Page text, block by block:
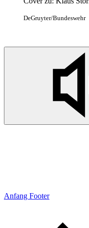
DeGruyter/Bundeswehr
Anfang Footer